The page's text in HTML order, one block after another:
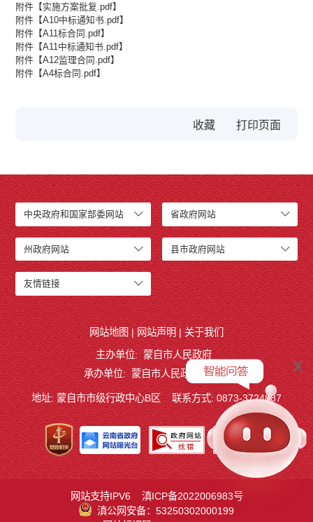
附件【实施方案批复.pdf】
附件【A10中标通知书.pdf】
附件【A11标合同.pdf】
附件【A11中标通知书.pdf】
附件【A12监理合同.pdf】
附件【A4标合同.pdf】
收藏
中央政府和国家部委网站 省政府网站
州政府网站 县市政府网站
友情链接
x
网站地图 | 网站声明 | 关于我们
主办单位: 蒙自市人民政府
承办单位: 蒙自市人民政府办公室
地址: 蒙自市市级行政中心B区 联系方式: 0873-3724887
网站支持IPV6
滇ICP备2022006983号
滇公网安备：53250302000199